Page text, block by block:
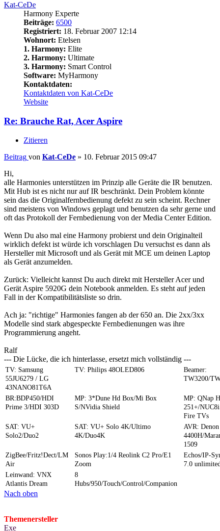
Kat-CeDe
Harmony Experte
Beiträge: 6500
Registriert: 18. Februar 2007 12:14
Wohnort: Etelsen
1. Harmony: Elite
2. Harmony: Ultimate
3. Harmony: Smart Control
Software: MyHarmony
Kontaktdaten:
Kontaktdaten von Kat-CeDe
Website
Re: Brauche Rat, Acer Aspire
Zitieren
Beitrag von Kat-CeDe » 10. Februar 2015 09:47
Hi,
alle Harmonies unterstützen im Prinzip alle Geräte die IR benutzen.
Mit Hub ist es nicht nur auf IR beschränkt. Dein Problem könnte
sein das die Originalfernbedienung defekt zu sein scheint. Rechner
sind meistens von Windows geplagt und benutzen da sehr gerne und
oft das Protokoll der Fernbedienung von der Media Center Edition.
Wenn Du also mal eine Harmony probierst und dein Originalteil
wirklich defekt ist würde ich vorschlagen Du versuchst es dann als
Hersteller mit Microsoft und als Gerät mit MCE um deinen Laptop
als Gerät anzumelden.
Zurück: Vielleicht kannst Du auch direkt mit Hersteller Acer und
Gerät Aspire 5920G dein Notebook anmelden. Es steht auf jeden
Fall in der Kompatibilitätsliste so drin.
Ach ja: "richtige" Harmonies fangen ab der 650 an. Die 2xx/3xx
Modelle sind stark abgespeckte Fernbedienungen was ihre
Programmierung angeht.
Ralf
--- Die Lücke, die ich hinterlasse, ersetzt mich vollständig ---
TV: Samsung
55JU6279 / LG
43NANO81T6A
TV: Philips 48OLED806
Beamer:
TW3200/
BR:BDP450/HDI
Prime 3/HDI 303D
MP: 3*Dune Hd Box/Mi Box
S/NVidia Shield
MP: QNap
251+/
Fire TVs
SAT: VU+
Solo2/Duo2
SAT: VU+ Solo 4K/Ultimo
4K/Duo4K
AVR: Denon
4400H/
1509
ZigBee/Fritz!Dect/LM
Air
Sonos Play:1/4 Reolink C2 Pro/E1
Zoom
Echos/IP-
7.0
Leinwand: VNX
Atlantis Dream
8
Hubs/950/Touch/Control/Companion
Nach oben
Themenersteller
Exe